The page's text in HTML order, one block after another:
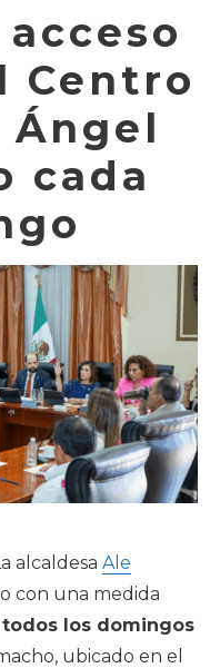
Centro
cada
alcaldesa Ale
con una medida
los domingos
ubicado en el